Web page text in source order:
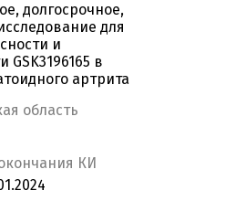
долгосрочное,
для
и
в
артрита
область
КИ